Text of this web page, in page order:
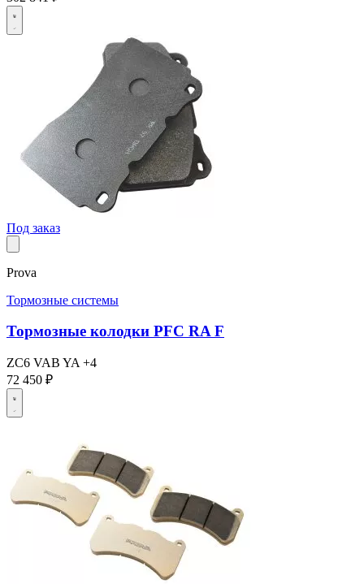
Под заказ
Prova
Тормозные системы
Тормозные колодки PFC RA F
ZC6 VAB YA +4
72 450 ₽